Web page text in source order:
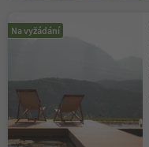
Na vyžádání